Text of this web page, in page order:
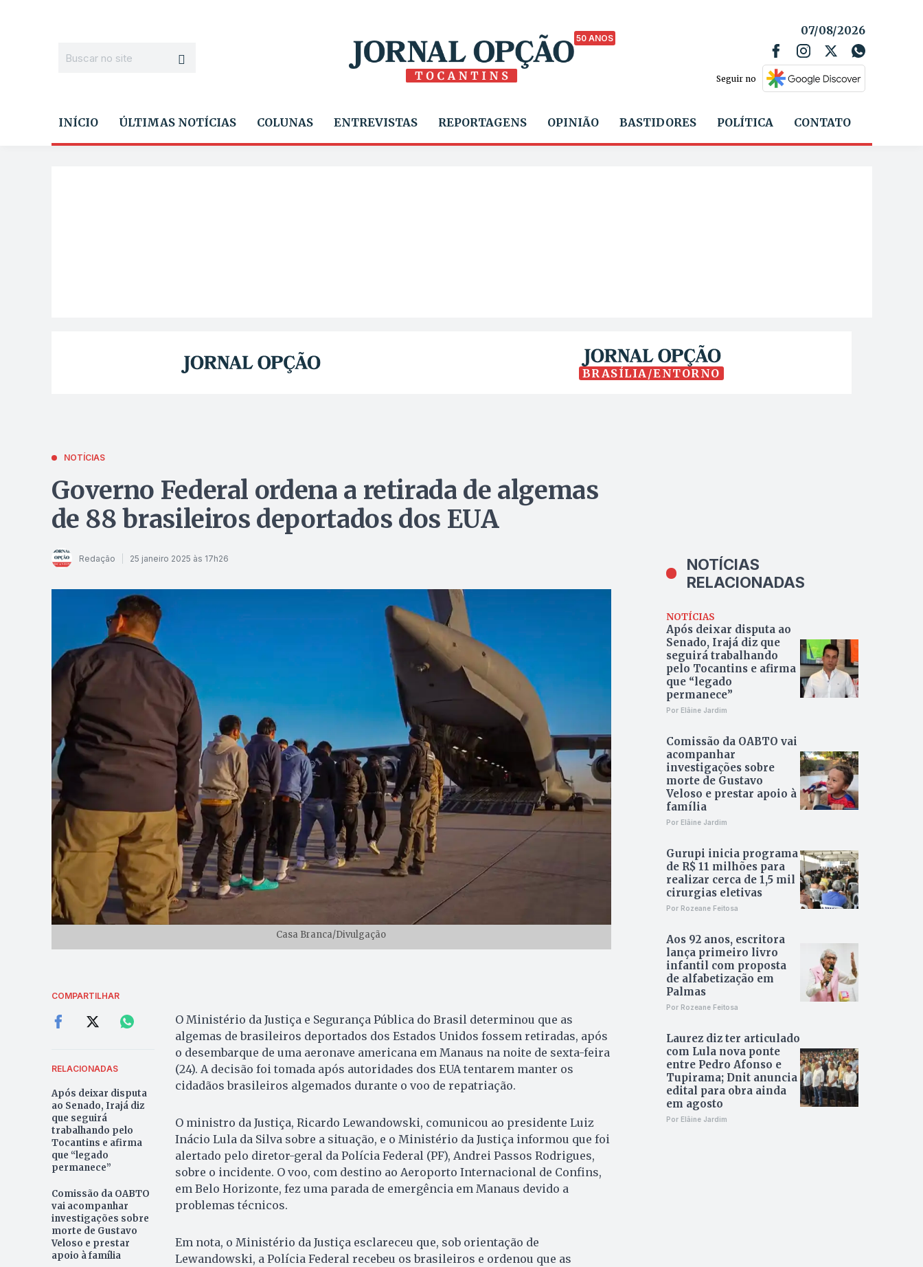
50 ANOS
07/08/2026
Seguir no
INÍCIO ÚLTIMAS NOTÍCIAS COLUNAS ENTREVISTAS REPORTAGENS OPINIÃO BASTIDORES POLÍTICA CONTATO
BRASÍLIA/ENTORNO
NOTÍCIAS
Governo Federal ordena a retirada de algemas
de 88 brasileiros deportados dos EUA
Redação 25 janeiro 2025 às 17h26
Casa Branca/Divulgação
COMPARTILHAR
RELACIONADAS
Após deixar disputa
ao Senado, Irajá diz
que seguirá
trabalhando pelo
Tocantins e afirma
que “legado
permanece”
Comissão da OABTO
vai acompanhar
investigações sobre
morte de Gustavo
Veloso e prestar
apoio à família
O Ministério da Justiça e Segurança Pública do Brasil determinou que as
algemas de brasileiros deportados dos Estados Unidos fossem retiradas, após
o desembarque de uma aeronave americana em Manaus na noite de sexta-feira
(24). A decisão foi tomada após autoridades dos EUA tentarem manter os
cidadãos brasileiros algemados durante o voo de repatriação.
O ministro da Justiça, Ricardo Lewandowski, comunicou ao presidente Luiz
Inácio Lula da Silva sobre a situação, e o Ministério da Justiça informou que foi
alertado pelo diretor-geral da Polícia Federal (PF), Andrei Passos Rodrigues,
sobre o incidente. O voo, com destino ao Aeroporto Internacional de Confins,
em Belo Horizonte, fez uma parada de emergência em Manaus devido a
problemas técnicos.
Em nota, o Ministério da Justiça esclareceu que, sob orientação de
Lewandowski, a Polícia Federal recebeu os brasileiros e ordenou que as
NOTÍCIAS
RELACIONADAS
NOTÍCIAS
Após deixar disputa ao
Senado, Irajá diz que
seguirá trabalhando
pelo Tocantins e afirma
que “legado
permanece”
Por Elâine Jardim
Comissão da OABTO vai
acompanhar
investigações sobre
morte de Gustavo
Veloso e prestar apoio à
família
Por Elâine Jardim
Gurupi inicia programa
de R$ 11 milhões para
realizar cerca de 1,5 mil
cirurgias eletivas
Por Rozeane Feitosa
Aos 92 anos, escritora
lança primeiro livro
infantil com proposta
de alfabetização em
Palmas
Por Rozeane Feitosa
Laurez diz ter articulado
com Lula nova ponte
entre Pedro Afonso e
Tupirama; Dnit anuncia
edital para obra ainda
em agosto
Por Elâine Jardim